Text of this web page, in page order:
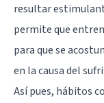
resultar
permite que
para que se
en la causa del
Así pues, hábitos